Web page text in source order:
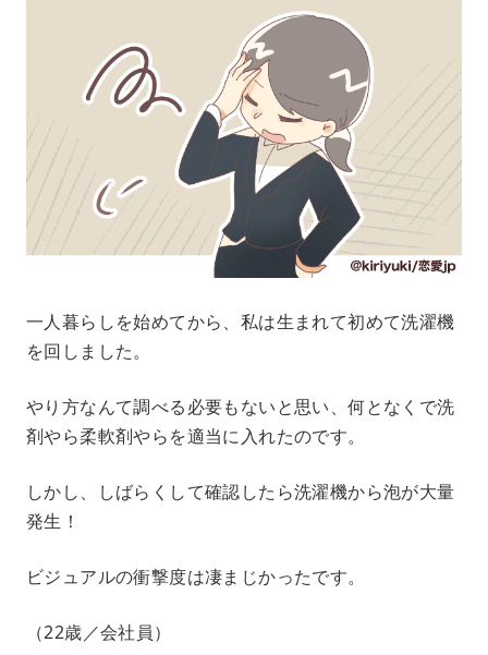
一人暮らしを始めてから、私は生まれて初めて洗濯機
を回しました。
やり方なんて調べる必要もないと思い、何となくで洗
剤やら柔軟剤やらを適当に入れたのです。
しかし、しばらくして確認したら洗濯機から泡が大量
発生！
ビジュアルの衝撃度は凄まじかったです。
（22歳／会社員）